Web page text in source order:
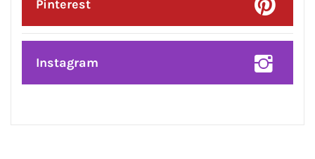
Pinterest
Instagram